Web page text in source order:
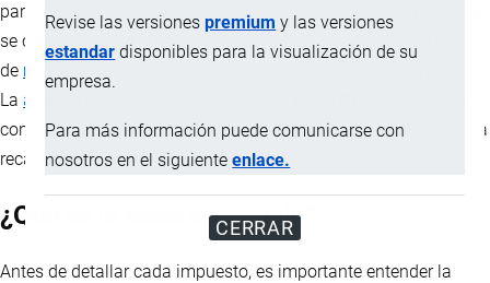
Revise las versionespremium y las versiones
estandar disponibles para la visualización de su
empresa.
Para más información puede comunicarse con
nosotros en el siguienteenlace.
CERRAR
para legalizar la entrada de productos al país. Estos impuestos
se calculan sobre el valor de
importacióny varían según el tipo
de mercancía
La aduana
con elServicio de Rentas Internas (SRI)y otras entidades para
recaudar estos tributos.
¿Qué es la Base Imponible?
Antes de detallar cada impuesto, es importante entender la